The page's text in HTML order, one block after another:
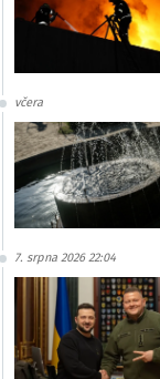
včera
7. srpna 2026 22:04